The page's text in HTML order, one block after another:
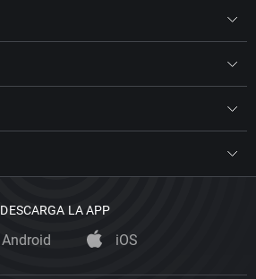
DESCARGA LA APP
Android iOS